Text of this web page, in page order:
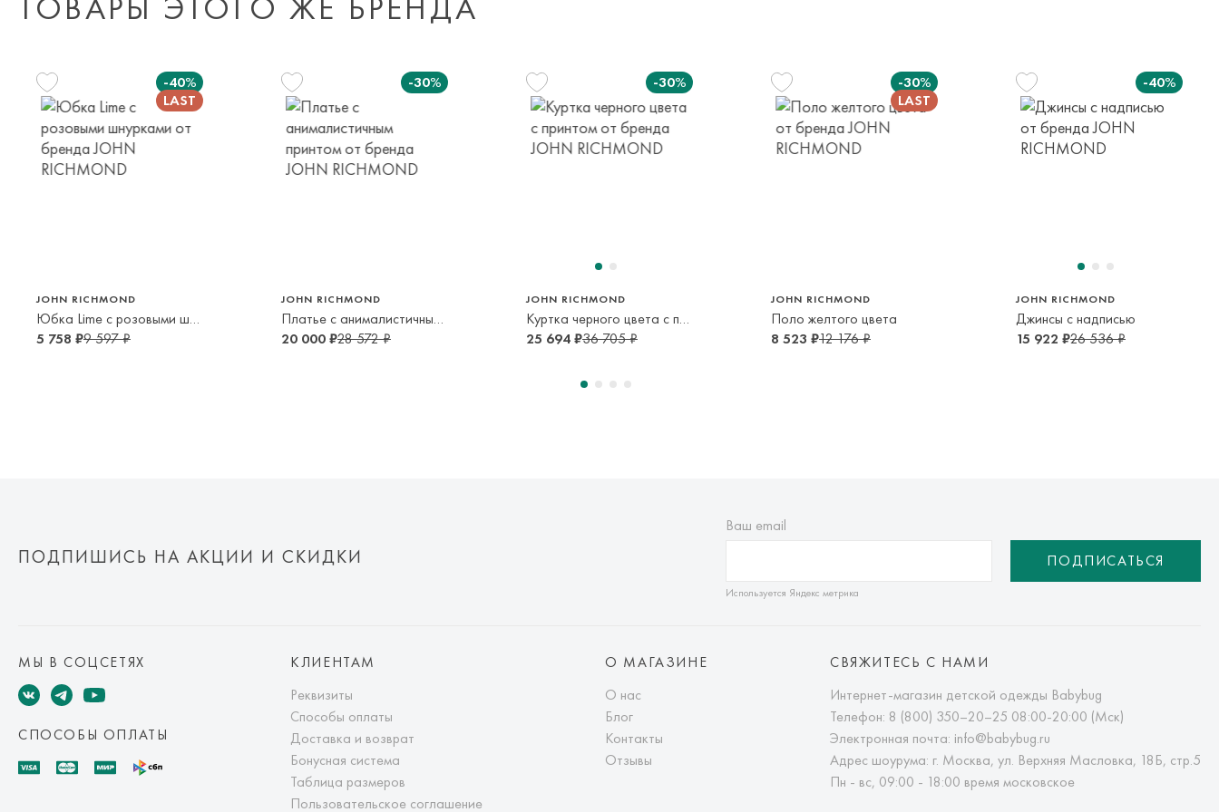
или в пункт самовывоза транспортной компании. Доставка осуществляется в
срок и по тарифам транспортной компании.
Оплата осуществляется онлайн банковскими картами Visa, Mastercard, МИР,
-40%
JOHN RICHMOND
Юбка Lime с розовыми шнурками
5 758 ₽9 597 ₽
-30%
JOHN RICHMOND
Платье с анималистичным принтом
20 000 ₽28 572 ₽
-30%
JOHN RICHMOND
Куртка черного цвета с принтом
25 694 ₽36 705 ₽
-30%
JOHN RICHMOND
Поло желтого цвета
8 523 ₽12 176 ₽
-40%
JOHN RICHMOND
Джинсы с надписью
15 922 ₽26 536 ₽
ПОДПИШИСЬ НА АКЦИИ И СКИДКИ
Ваш email
Используется Яндекс метрика
ПОДПИСАТЬСЯ
МЫ В СОЦСЕТЯХ
СПОСОБЫ ОПЛАТЫ
КЛИЕНТАМ
Реквизиты
Способы оплаты
Доставка и возврат
Бонусная система
Таблица размеров
Пользовательское соглашение
О МАГАЗИНЕ
О нас
Блог
Контакты
Отзывы
СВЯЖИТЕСЬ С НАМИ
Интернет-магазин детской одежды Babybug
Телефон: 8 (800) 350–20–25 08:00-20:00 (Мск)
Электронная почта: info@babybug.ru
Адрес шоурума: г. Москва, ул. Верхняя Масловка, 18Б, стр.5
Пн - вс, 09:00 - 18:00 время московское